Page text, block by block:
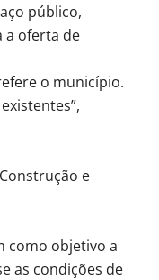
público,
a oferta de
o município.
e
como objetivo a
as condições de